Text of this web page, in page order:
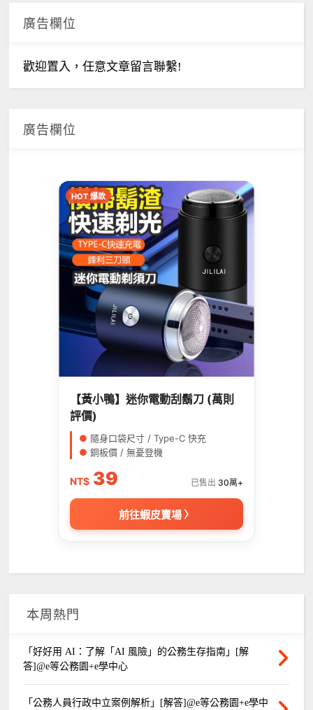
廣告欄位
歡迎置入，任意文章留言聯繫!
廣告欄位
HOT 爆款
【黃小鴨】迷你電動刮鬍刀 (萬則
評價)
● 隨身口袋尺寸 / Type-C 快充
● 銅板價 / 無憂登機
NT$ 39 已售出 30萬+
前往蝦皮賣場 〉
本周熱門
「好好用 AI：了解「AI 風險」的公務生存指南」[解
答]@e等公務園+e學中心
「公務人員行政中立案例解析」[解答]@e等公務園+e學中